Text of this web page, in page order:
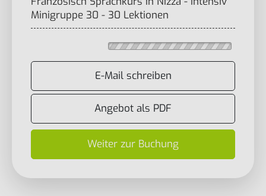
Minigruppe 30 - 30 Lektionen
E-Mail schreiben
Angebot als PDF
Weiter zur Buchung